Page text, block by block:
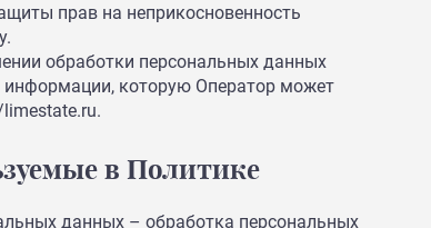
прав на неприкосновенность
обработки персональных данных
информации, которую Оператор может
limestate.ru.
в Политике
данных – обработка персональных